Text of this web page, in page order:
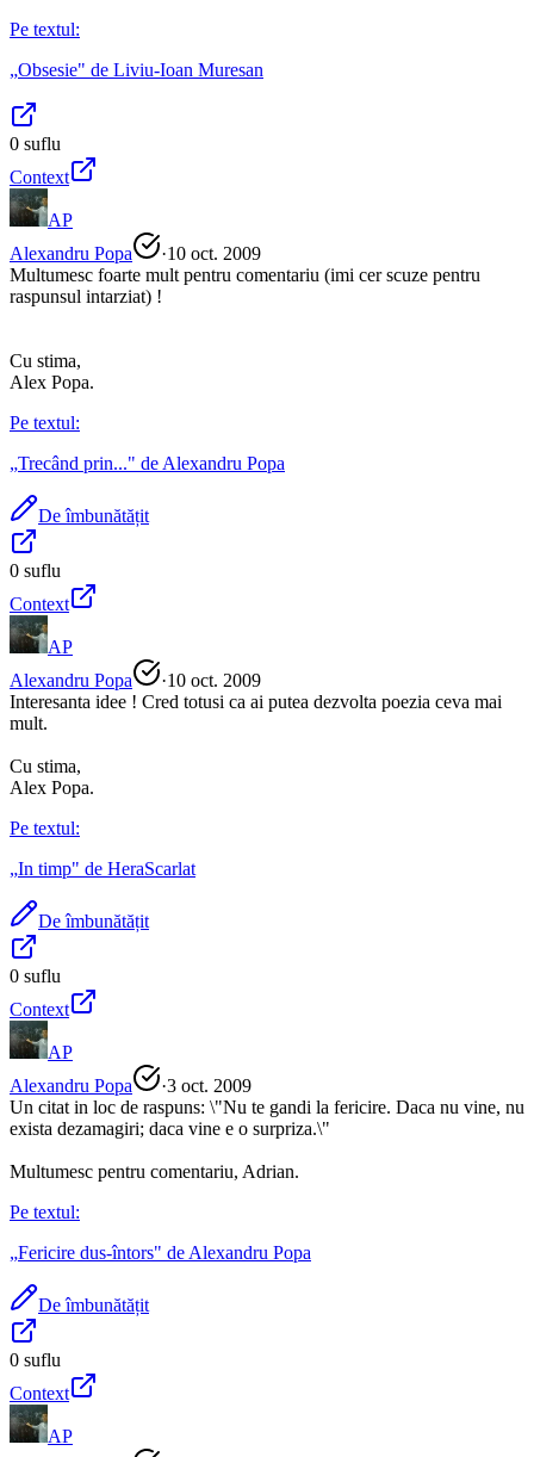
Pe textul:
„Obsesie" de Liviu-Ioan Muresan
0 suflu
Context
AP
Alexandru Popa
·10 oct. 2009
Multumesc foarte mult pentru comentariu (imi cer scuze pentru
raspunsul intarziat) !
Cu stima,
Alex Popa.
Pe textul:
„Trecând prin..." de Alexandru Popa
De îmbunătățit
0 suflu
Context
AP
Alexandru Popa
·10 oct. 2009
Interesanta idee ! Cred totusi ca ai putea dezvolta poezia ceva mai
mult.
Cu stima,
Alex Popa.
Pe textul:
„In timp" de HeraScarlat
De îmbunătățit
0 suflu
Context
AP
Alexandru Popa
·3 oct. 2009
Un citat in loc de raspuns: \"Nu te gandi la fericire. Daca nu vine, nu
exista dezamagiri; daca vine e o surpriza.\"
Multumesc pentru comentariu, Adrian.
Pe textul:
„Fericire dus-întors" de Alexandru Popa
De îmbunătățit
0 suflu
Context
AP